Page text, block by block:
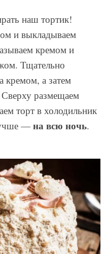
наш тортик!
и выкладываем
кремом и
Тщательно
кремом, а затем
размещаем
торт в холодильник
— на всю ночь.